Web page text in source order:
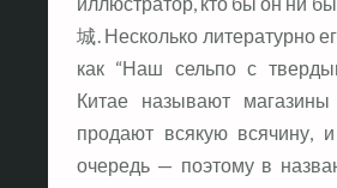
城. Несколько литературно
как “Наш сельпо с
Китае называют
продают всякую всячину,
очередь — поэтому в